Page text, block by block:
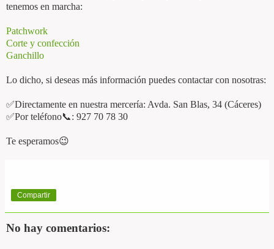
tenemos en marcha:
Patchwork
Corte y confección
Ganchillo
Lo dicho, si deseas más información puedes contactar con nosotras:
✅Directamente en nuestra mercería: Avda. San Blas, 34 (Cáceres)
✅Por teléfono📞: 927 70 78 30
Te esperamos😉
Compartir
No hay comentarios: